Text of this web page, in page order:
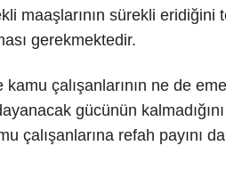
maaşlarının sürekli eridiğini
gerekmektedir.
kamu çalışanlarının ne de
gücünün
çalışanlarına refah payını